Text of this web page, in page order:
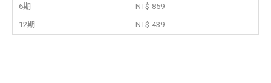
6期
NT$ 859
12期
NT$ 439